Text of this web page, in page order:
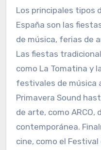
Los principales tipos
España son las
de música, ferias de
Las fiestas
como La Tomatina y
festivales de música
Primavera Sound
de arte, como
contemporánea.
cine, como el Festival